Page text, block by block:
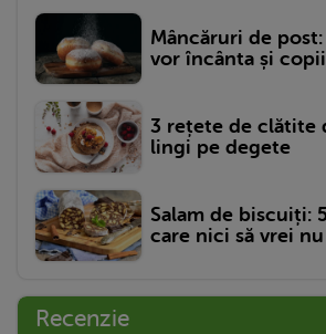
Mâncăruri de
vor încânta și
3 rețete de clătite
lingi pe degete
Salam de biscuiți:
care nici să vrei
Recenzie